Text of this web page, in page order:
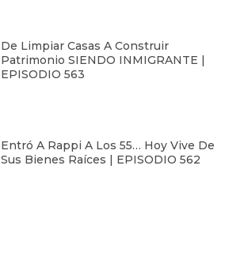
De Limpiar Casas A Construir
Patrimonio SIENDO INMIGRANTE |
EPISODIO 563
Entró A Rappi A Los 55… Hoy Vive De
Sus Bienes Raíces | EPISODIO 562